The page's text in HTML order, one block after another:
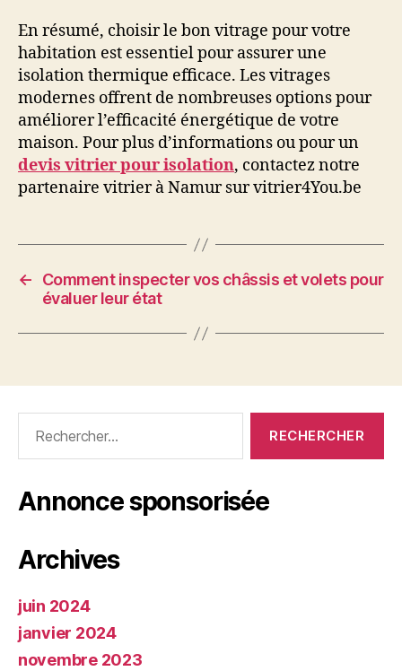
En résumé, choisir le bon vitrage pour votre
habitation est essentiel pour assurer une
isolation thermique efficace. Les vitrages
modernes offrent de nombreuses options pour
améliorer l’efficacité énergétique de votre
maison. Pour plus d’informations ou pour un
devis vitrier pour isolation, contactez notre
partenaire vitrier à Namur sur vitrier4You.be
←
Comment inspecter vos châssis et volets pour
évaluer leur état
Annonce sponsorisée
Archives
juin 2024
janvier 2024
novembre 2023